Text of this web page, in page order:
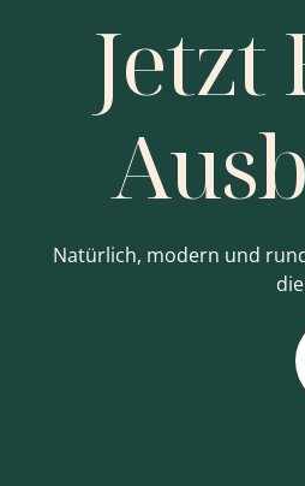
Jetzt
Natürlich, modern und